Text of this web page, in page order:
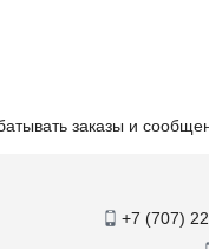
заказы и
+7 (707)